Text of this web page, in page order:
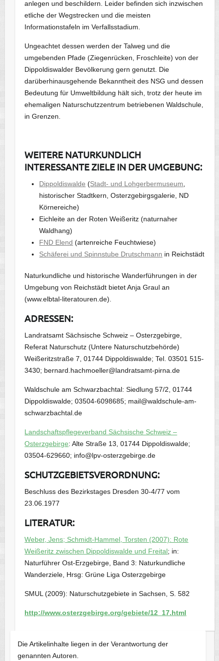
anlegen und beschildern. Leider befinden sich inzwischen
etliche der Wegstrecken und die meisten
Informationstafeln im Verfallsstadium.
Ungeachtet dessen werden der Talweg und die
umgebenden Pfade (Ziegenrücken, Froschleite) von der
Dippoldiswalder Bevölkerung gern genutzt. Die
darüberhinausgehende Bekanntheit des NSG und dessen
Bedeutung für Umweltbildung hält sich, trotz der heute im
ehemaligen Naturschutzzentrum betriebenen Waldschule,
in Grenzen.
WEITERE NATURKUNDLICH
INTERESSANTE ZIELE IN DER UMGEBUNG:
Dippoldiswalde (Stadt- und Lohgerbermuseum,
historischer Stadtkern, Osterzgebirgsgalerie, ND
Körnereiche)
Eichleite an der Roten Weißeritz (naturnaher
Waldhang)
FND Elend (artenreiche Feuchtwiese)
Schäferei und Spinnstube Drutschmann in Reichstädt
Naturkundliche und historische Wanderführungen in der
Umgebung von Reichstädt bietet Anja Graul an
(www.elbtal-literatouren.de).
ADRESSEN:
Landratsamt Sächsische Schweiz – Osterzgebirge,
Referat Naturschutz (Untere Naturschutzbehörde)
Weißeritzstraße 7, 01744 Dippoldiswalde; Tel. 03501 515-
3430; bernard.hachmoeller@landratsamt-pirna.de
Waldschule am Schwarzbachtal: Siedlung 57/2, 01744
Dippoldiswalde; 03504-6098685; mail@waldschule-am-
schwarzbachtal.de
Landschaftspflegeverband Sächsische Schweiz –
Osterzgebirge: Alte Straße 13, 01744 Dippoldiswalde;
03504-629660; info@lpv-osterzgebirge.de
SCHUTZGEBIETSVERORDNUNG:
Beschluss des Bezirkstages Dresden 30-4/77 vom
23.06.1977
LITERATUR:
Weber, Jens; Schmidt-Hammel, Torsten (2007): Rote
Weißeritz zwischen Dippoldiswalde und Freital; in:
Naturführer Ost-Erzgebirge, Band 3: Naturkundliche
Wanderziele, Hrsg: Grüne Liga Osterzgebirge
SMUL (2009): Naturschutzgebiete in Sachsen, S. 582
http://www.osterzgebirge.org/gebiete/12_17.html
Die Artikelinhalte liegen in der Verantwortung der
genannten Autoren.